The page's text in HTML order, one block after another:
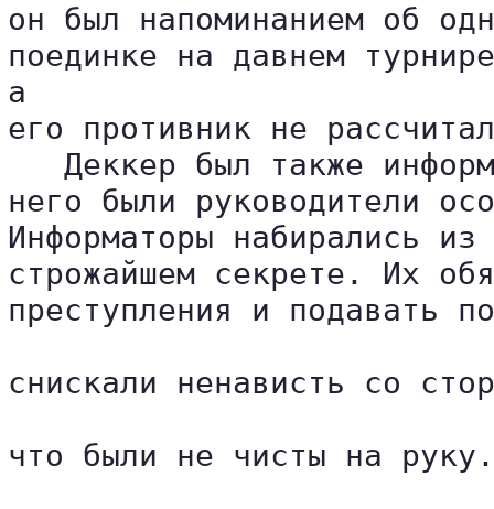
он был напоминанием об
поединке на давнем
а
его противник не
Деккер был также
него были руководители
Информаторы набирались
строжайшем секрете. Их
преступления и подавать
снискали ненависть со
что были не чисты на